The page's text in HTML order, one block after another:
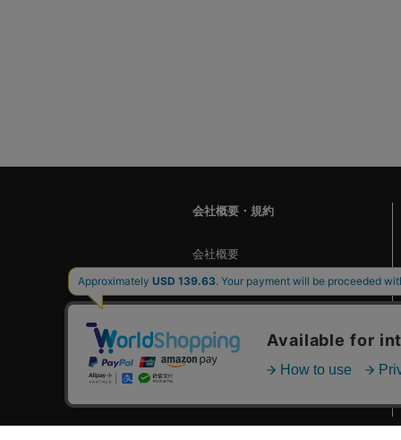
会社概要・規約
会社概要
ご利用ガイド
個人情報保護方針
ご利用規約